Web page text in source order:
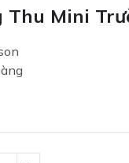
Thu Mini